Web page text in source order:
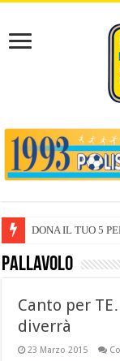
DONA IL TUO 5
Pallavolo
Canto per
diverrà
23 Marzo 2015